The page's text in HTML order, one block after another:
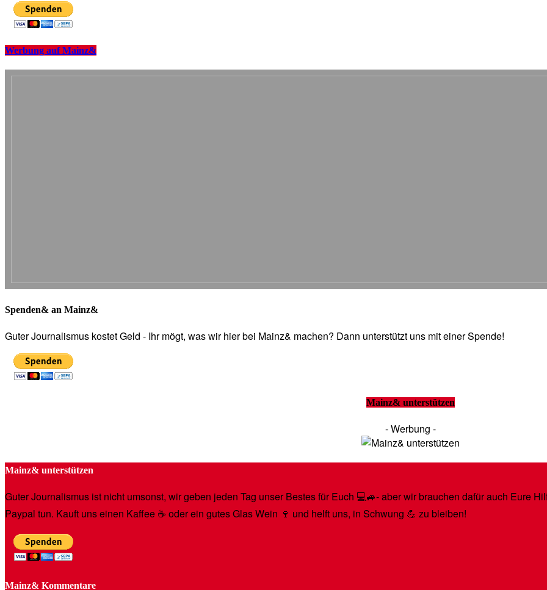
Werbung auf Mainz&
Spenden& an Mainz&
Guter Journalismus kostet Geld - Ihr mögt, was wir hier bei Mainz& machen? Dann unterstützt uns mit einer Spende!
Mainz& unterstützen
- Werbung -
Mainz& unterstützen
Guter Journalismus ist nicht umsonst, wir geben jeden Tag unser Bestes für Euch 💻🚙- aber wir brauchen dafür auch Eure
Paypal tun. Kauft uns einen Kaffee ☕️ oder ein gutes Glas Wein 🍷 und helft uns, in Schwung 💪 zu bleiben!
Mainz& Kommentare